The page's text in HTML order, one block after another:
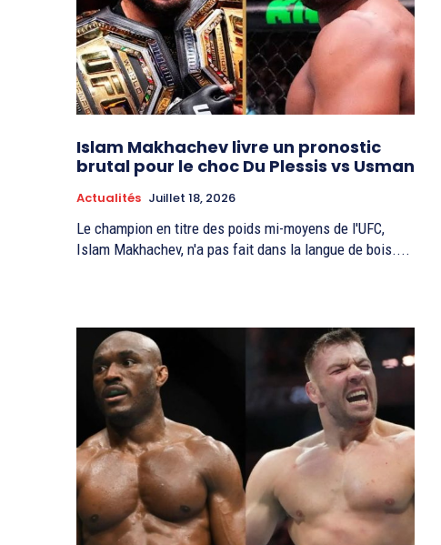
Islam Makhachev livre un pronostic
brutal pour le choc Du Plessis vs Usman
Actualités Juillet 18, 2026
Le champion en titre des poids mi-moyens de l'UFC,
Islam Makhachev, n'a pas fait dans la langue de bois....